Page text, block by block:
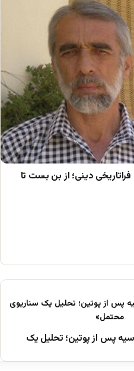
دینی؛ از بن بست تا
پس از پوتین؛ تحلیل یک